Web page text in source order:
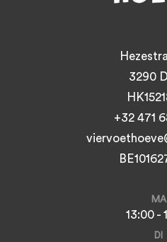
3290
+32 471
MA
13:00 -
DI